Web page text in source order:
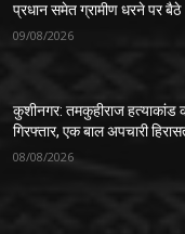
प्रधान समेत ग्रामीण धरने पर बैठे
09/08/2026
कुशीनगर: तमकुहीराज हत्याकांड
गिरफ्तार, एक बाल अपचारी
08/08/2026